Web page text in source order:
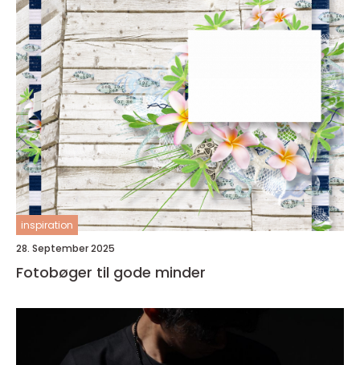
inspiration
28. September 2025
Fotobøger til gode minder